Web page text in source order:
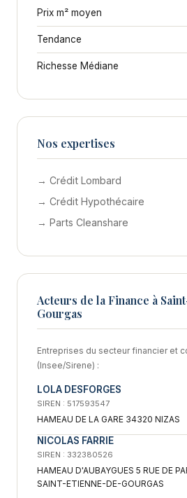
Prix m² moyen
Tendance
Richesse Médiane
Nos expertises
→ Crédit Lombard
→ Crédit Hypothécaire
→ Parts Cleanshare
Acteurs de la Finance à
Gourgas
Entreprises du secteur financier et
(Insee/Sirene) :
LOLA DESFORGES
SIREN : 517593547
HAMEAU DE LA GARE 34320 NIZAS
NICOLAS FARRIE
SIREN : 332380526
HAMEAU D'AUBAYGUES 5 RUE DE
SAINT-ETIENNE-DE-GOURGAS